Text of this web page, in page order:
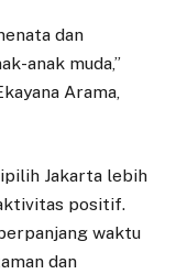
dan
anak muda,”
Arama,
Jakarta lebih
positif.
waktu
dan